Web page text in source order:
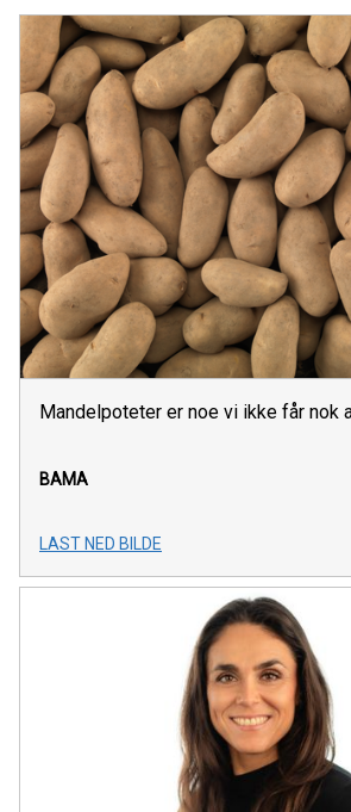
Mandelpoteter er noe vi ikke får nok
BAMA
LAST NED BILDE